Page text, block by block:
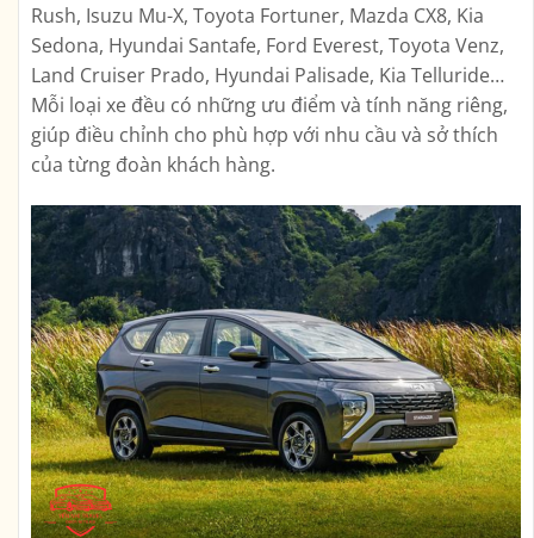
Rush, Isuzu Mu-X, Toyota Fortuner, Mazda CX8, Kia
Sedona, Hyundai Santafe, Ford Everest, Toyota Venz,
Land Cruiser Prado, Hyundai Palisade, Kia Telluride…
Mỗi loại xe đều có những ưu điểm và tính năng riêng,
giúp điều chỉnh cho phù hợp với nhu cầu và sở thích
của từng đoàn khách hàng.